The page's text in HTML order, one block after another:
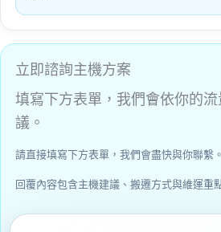
立即諮詢主機方案
填寫下方表單，我們會依你的
議。
請直接填寫下方表單，我們會盡快與你聯繫。
回覆內容包含主機建議、搬遷方式與維運重